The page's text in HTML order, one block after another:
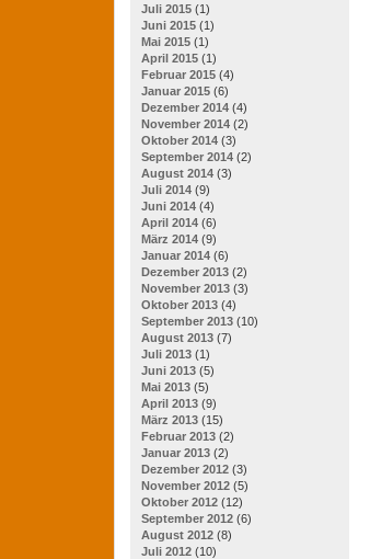
Juli 2015 (1)
Juni 2015 (1)
Mai 2015 (1)
April 2015 (1)
Februar 2015 (4)
Januar 2015 (6)
Dezember 2014 (4)
November 2014 (2)
Oktober 2014 (3)
September 2014 (2)
August 2014 (3)
Juli 2014 (9)
Juni 2014 (4)
April 2014 (6)
März 2014 (9)
Januar 2014 (6)
Dezember 2013 (2)
November 2013 (3)
Oktober 2013 (4)
September 2013 (10)
August 2013 (7)
Juli 2013 (1)
Juni 2013 (5)
Mai 2013 (5)
April 2013 (9)
März 2013 (15)
Februar 2013 (2)
Januar 2013 (2)
Dezember 2012 (3)
November 2012 (5)
Oktober 2012 (12)
September 2012 (6)
August 2012 (8)
Juli 2012 (10)